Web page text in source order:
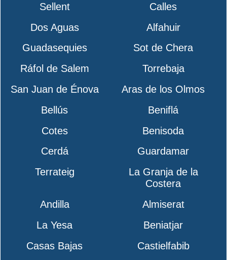
Sellent
Calles
Dos Aguas
Alfahuir
Guadasequies
Sot de Chera
Ráfol de Salem
Torrebaja
San Juan de Énova
Aras de los Olmos
Bellús
Beniflá
Cotes
Benisoda
Cerdá
Guardamar
Terrateig
La Granja de la
Costera
Andilla
Almiserat
La Yesa
Beniatjar
Casas Bajas
Castielfabib